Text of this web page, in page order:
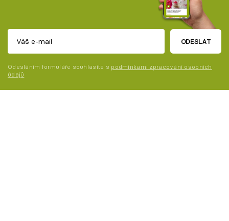
ODESLAT
Odesláním formuláře souhlasíte s podmínkami zpracování osobních
údajů